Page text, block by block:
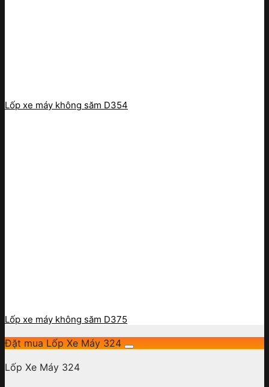
Lốp xe máy không săm D354
Lốp xe máy không săm D375
Đặt mua Lốp Xe Máy 324
Lốp Xe Máy 324